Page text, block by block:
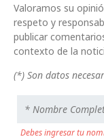
Valoramos su
respeto y
publicar
contexto de la
(*) Son datos
Debes ingresar tu